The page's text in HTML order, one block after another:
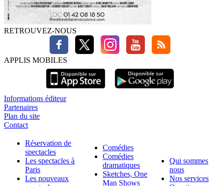
RETROUVEZ-NOUS
APPLIS MOBILES
Informations éditeur
Partenaires
Plan du site
Contact
Réservation de
spectacles
Les spectacles à
Paris
Les nouveaux
Comédies
Comédies
dramatiques
Sketches, One
Man Shows
Qui sommes
nous
Nos services